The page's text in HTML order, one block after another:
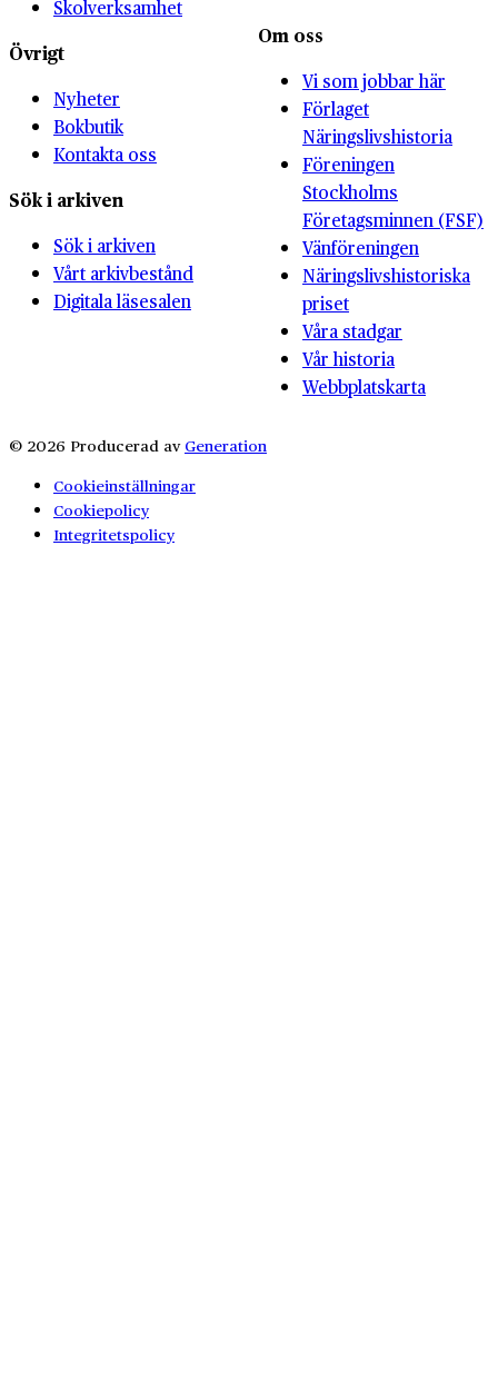
Skolverksamhet
Övrigt
Nyheter
Bokbutik
Kontakta oss
Sök i arkiven
Sök i arkiven
Vårt arkivbestånd
Digitala läsesalen
Om oss
Vi som jobbar här
Förlaget
Näringslivshistoria
Föreningen
Stockholms
Företagsminnen (FSF)
Vänföreningen
Näringslivshistoriska
priset
Våra stadgar
Vår historia
Webbplatskarta
© 2026 Producerad av Generation
Cookieinställningar
Cookiepolicy
Integritetspolicy